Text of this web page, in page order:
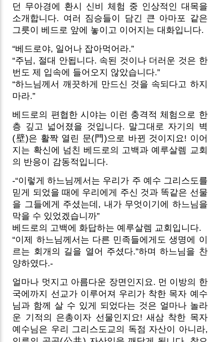
던 무아경에 환시 신비 체험 중 인상적인 대목을
소개합니다. 여러 짐승들이 담긴 큰 아마포 같은
그릇이 베드로 앞에 놓이고 이어지는 대화입니다.
“베드로야, 일어나 잡아먹어라.”
“주님, 절대 안됩니다. 속된 것이나 더러운 것은 한
번도 제 입속에 들어오지 않았습니다.”
“하느님께서 깨끗하게 만드신 것을 속되다고 하지
마라.”
베드로의 편협한 시야는 이런 충격적 체험으로 한
층 깊고 넓어졌을 것입니다. 말그대로 자기의 벽
(壁)은 활짝 열린 문(門)으로 바뀐 것이지요! 이어
지는 확신에 넘친 베드로의 고백과 예루살렘 교회
의 반응이 감동적입니다.
-“이렇게 하느님께서는 우리가 주 예수 그리스도를
믿게 되었을 때에 우리에게 주신 것과 똑같은 선물
을 그들에게 주셨는데, 내가 무엇이기에 하느님을
막을 수 있었겠습니까”
베드로의 고백에 화답하는 예루살렘 교회입니다.
“이제 하느님께서는 다른 민족들에게도 생명에 이
르는 회개의 길을 열어 주셨다.”하며 하느님을 찬
양하였다.-
얼마나 멋지고 아름다운 장면인지요. 먼 이방의 한
국에까지 선교가 이루어져 우리가 착한 목자 예수
님과 함께 살 수 있게 되었다는 것은 얼마나 놀라
운 기적의 은총이자 선물인지요! 새삼 착한 목자
예수님은 우리 그리스도교의 독점 자산이 아니라,